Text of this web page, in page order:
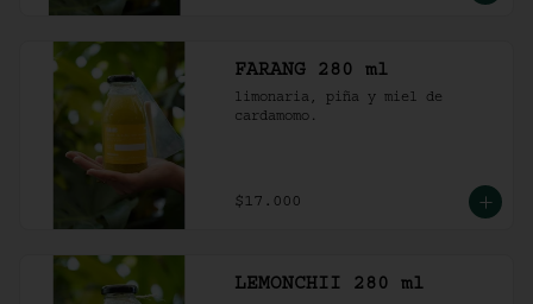
FARANG 280 ml
limonaria, piña y miel de
cardamomo.
$17.000
LEMONCHII 280 ml